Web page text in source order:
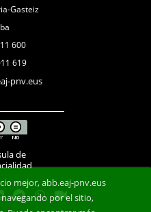
Gasteiz
600
619
pnv.eus
de
mejor, abb.eaj-pnv.eus
por el sitio,